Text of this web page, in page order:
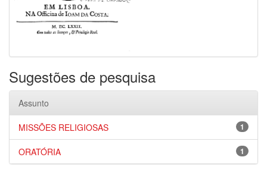
Sugestões de pesquisa
Assunto
1
MISSÕES RELIGIOSAS
1
ORATÓRIA